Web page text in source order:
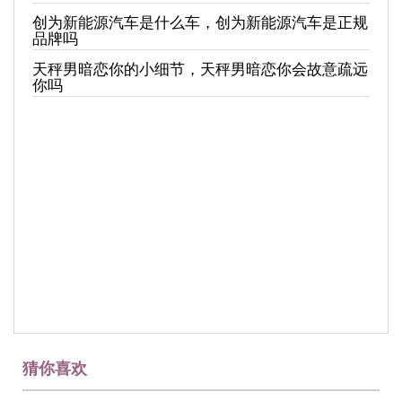
创为新能源汽车是什么车，创为新能源汽车是正规
品牌吗
天秤男暗恋你的小细节，天秤男暗恋你会故意疏远
你吗
猜你喜欢